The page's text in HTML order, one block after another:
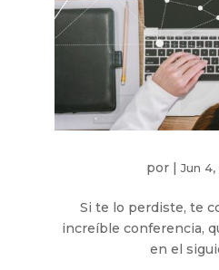
por |Jun
Si te lo perdiste, te
increíble conferencia,
en el